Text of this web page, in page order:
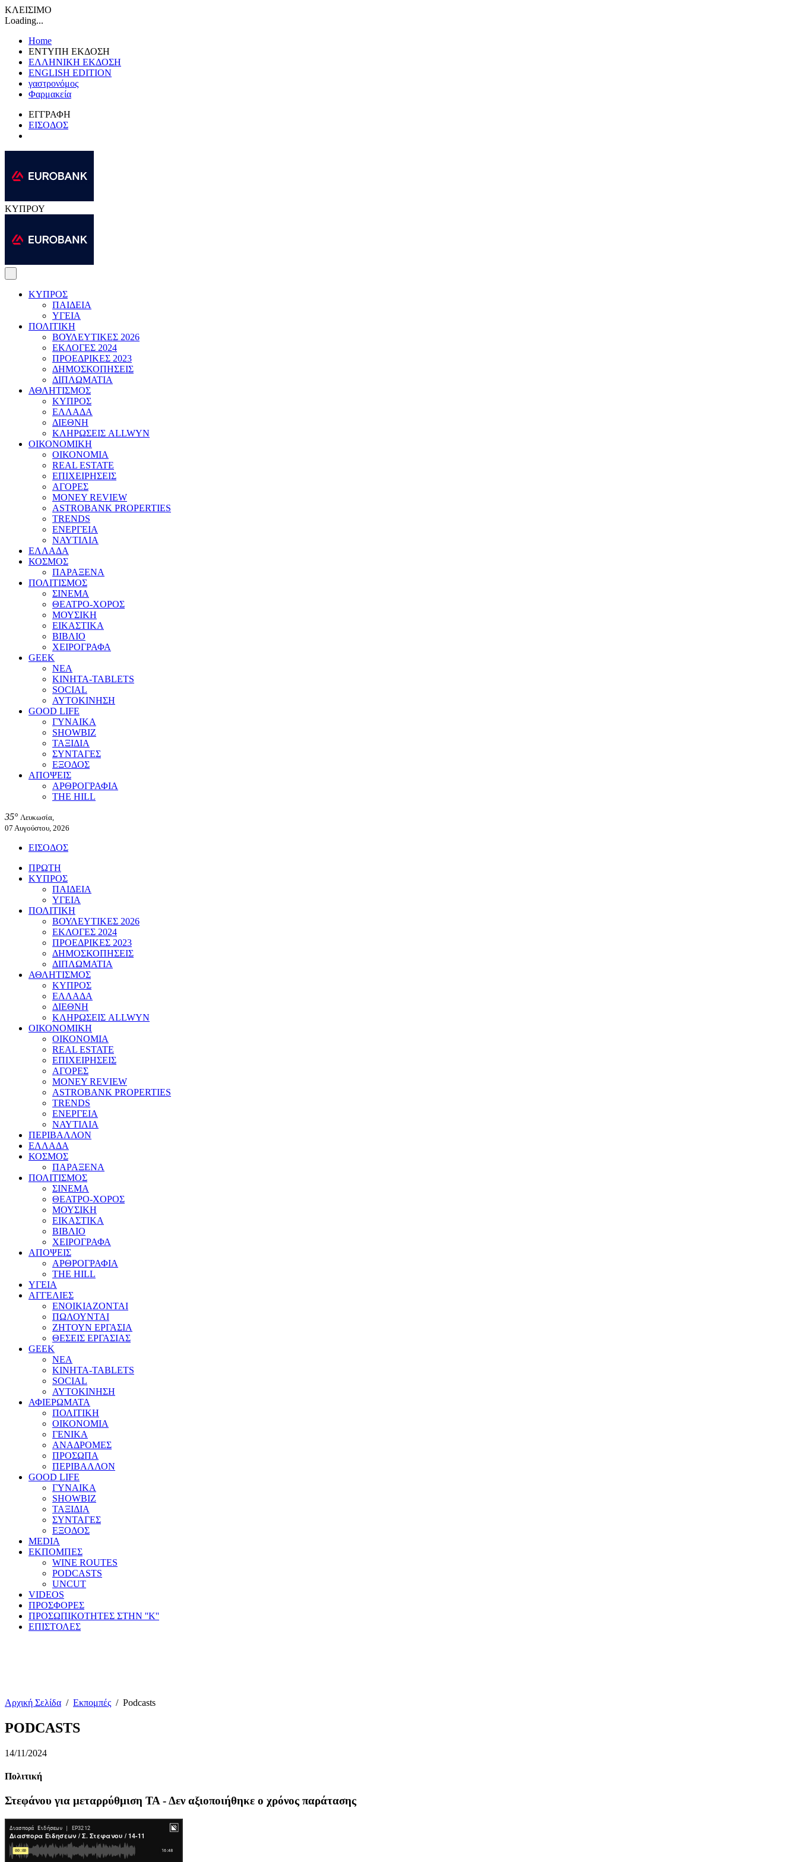
ΚΛΕΙΣΙΜΟ
Loading...
Home
ΕΝΤΥΠΗ ΕΚΔΟΣΗ
ΕΛΛΗΝΙΚΗ ΕΚΔΟΣΗ
ENGLISH EDITION
γαστρονόμος
Φαρμακεία
ΕΓΓΡΑΦΗ
ΕΙΣΟΔΟΣ
ΚΥΠΡΟΥ
ΚΥΠΡΟΣ
ΠΑΙΔΕΙΑ
ΥΓΕΙΑ
ΠΟΛΙΤΙΚΗ
ΒΟΥΛΕΥΤΙΚΕΣ 2026
ΕΚΛΟΓΕΣ 2024
ΠΡΟΕΔΡΙΚΕΣ 2023
ΔΗΜΟΣΚΟΠΗΣΕΙΣ
ΔΙΠΛΩΜΑΤΙΑ
ΑΘΛΗΤΙΣΜΟΣ
ΚΥΠΡΟΣ
ΕΛΛΑΔΑ
ΔΙΕΘΝΗ
ΚΛΗΡΩΣΕΙΣ ALLWYN
ΟΙΚΟΝΟΜΙΚΗ
ΟΙΚΟΝΟΜΙΑ
REAL ESTATE
ΕΠΙΧΕΙΡΗΣΕΙΣ
ΑΓΟΡΕΣ
MONEY REVIEW
ASTROBANK PROPERTIES
TRENDS
ΕΝΕΡΓΕΙΑ
ΝΑΥΤΙΛΙΑ
ΕΛΛΑΔΑ
ΚΟΣΜΟΣ
ΠΑΡΑΞΕΝΑ
ΠΟΛΙΤΙΣΜΟΣ
ΣΙΝΕΜΑ
ΘΕΑΤΡΟ-ΧΟΡΟΣ
ΜΟΥΣΙΚΗ
ΕΙΚΑΣΤΙΚΑ
ΒΙΒΛΙΟ
ΧΕΙΡΟΓΡΑΦΑ
GEEK
ΝΕΑ
ΚΙΝΗΤΑ-TABLETS
SOCIAL
ΑΥΤΟΚΙΝΗΣΗ
GOOD LIFE
ΓΥΝΑΙΚΑ
SHOWBIZ
ΤΑΞΙΔΙΑ
ΣΥΝΤΑΓΕΣ
ΕΞΟΔΟΣ
ΑΠΟΨΕΙΣ
ΑΡΘΡΟΓΡΑΦΙΑ
THE HILL
35° Λευκωσία,
07 Αυγούστου, 2026
ΕΙΣΟΔΟΣ
ΠΡΩΤΗ
ΚΥΠΡΟΣ
ΠΑΙΔΕΙΑ
ΥΓΕΙΑ
ΠΟΛΙΤΙΚΗ
ΒΟΥΛΕΥΤΙΚΕΣ 2026
ΕΚΛΟΓΕΣ 2024
ΠΡΟΕΔΡΙΚΕΣ 2023
ΔΗΜΟΣΚΟΠΗΣΕΙΣ
ΔΙΠΛΩΜΑΤΙΑ
ΑΘΛΗΤΙΣΜΟΣ
ΚΥΠΡΟΣ
ΕΛΛΑΔΑ
ΔΙΕΘΝΗ
ΚΛΗΡΩΣΕΙΣ ALLWYN
ΟΙΚΟΝΟΜΙΚΗ
ΟΙΚΟΝΟΜΙΑ
REAL ESTATE
ΕΠΙΧΕΙΡΗΣΕΙΣ
ΑΓΟΡΕΣ
MONEY REVIEW
ASTROBANK PROPERTIES
TRENDS
ΕΝΕΡΓΕΙΑ
ΝΑΥΤΙΛΙΑ
ΠΕΡΙΒΑΛΛΟΝ
ΕΛΛΑΔΑ
ΚΟΣΜΟΣ
ΠΑΡΑΞΕΝΑ
ΠΟΛΙΤΙΣΜΟΣ
ΣΙΝΕΜΑ
ΘΕΑΤΡΟ-ΧΟΡΟΣ
ΜΟΥΣΙΚΗ
ΕΙΚΑΣΤΙΚΑ
ΒΙΒΛΙΟ
ΧΕΙΡΟΓΡΑΦΑ
ΑΠΟΨΕΙΣ
ΑΡΘΡΟΓΡΑΦΙΑ
THE HILL
ΥΓΕΙΑ
ΑΓΓΕΛΙΕΣ
ΕΝΟΙΚΙΑΖΟΝΤΑΙ
ΠΩΛΟΥΝΤΑΙ
ΖΗΤΟΥΝ ΕΡΓΑΣΙΑ
ΘΕΣΕΙΣ ΕΡΓΑΣΙΑΣ
GEEK
ΝΕΑ
ΚΙΝΗΤΑ-TABLETS
SOCIAL
ΑΥΤΟΚΙΝΗΣΗ
ΑΦΙΕΡΩΜΑΤΑ
ΠΟΛΙΤΙΚΗ
ΟΙΚΟΝΟΜΙΑ
ΓΕΝΙΚΑ
ΑΝΑΔΡΟΜΕΣ
ΠΡΟΣΩΠΑ
ΠΕΡΙΒΑΛΛΟΝ
GOOD LIFE
ΓΥΝΑΙΚΑ
SHOWBIZ
ΤΑΞΙΔΙΑ
ΣΥΝΤΑΓΕΣ
ΕΞΟΔΟΣ
MEDIA
ΕΚΠΟΜΠΕΣ
WINE ROUTES
PODCASTS
UNCUT
VIDEOS
ΠΡΟΣΦΟΡΕΣ
ΠΡΟΣΩΠΙΚΟΤΗΤΕΣ ΣΤΗΝ ''Κ''
ΕΠΙΣΤΟΛΕΣ
Αρχική Σελίδα / Εκπομπές / Podcasts
PODCASTS
14/11/2024
Πολιτική
Στεφάνου για μεταρρύθμιση ΤΑ - Δεν αξιοποιήθηκε ο χρόνος παράτασης